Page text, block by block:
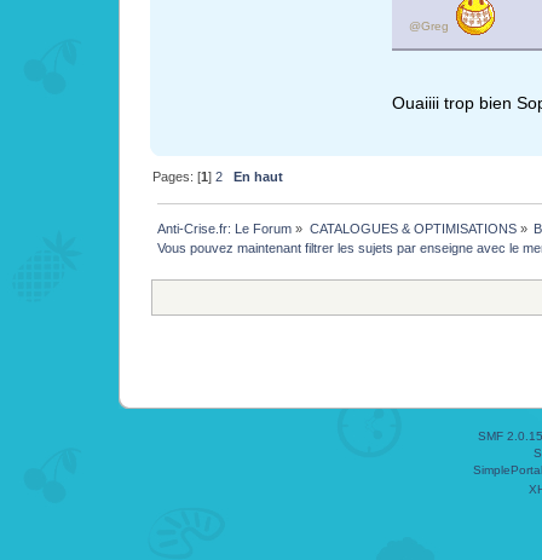
@Greg
Ouaiiii trop bien
Pages: [1]2 En haut
Anti-Crise.fr: Le Forum » CATALOGUES & OPTIMISATIONS»
Vous pouvez maintenant filtrer les sujets par enseigne avec le
SMF 2.0.15